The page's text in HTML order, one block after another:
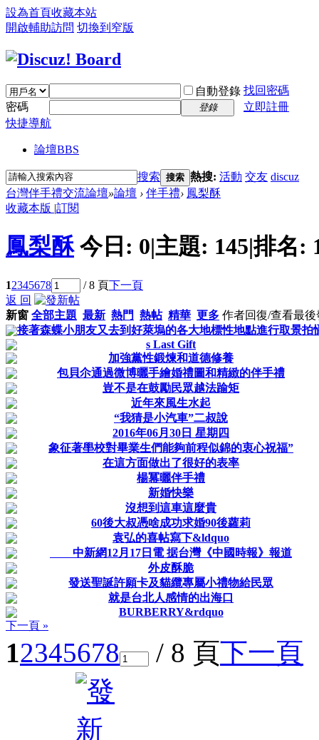
設為首頁收藏本站
開啟輔助訪問 切換到窄版
自動登錄 找回密碼
密碼
登錄
立即註冊
快捷導航
論壇BBS
搜索 搜索 熱搜: 活動 交友 discuz
台灣伴手禮交流論壇»論壇 › 伴手禮› 鳳梨酥
收藏本版 |訂閱
鳳梨酥 今日: 0|主題: 145|排名:
12345678 / 8 頁下一頁
返 回
新窗 全部主題 最新 熱門 熱帖 精華 更多 作者回復/查看最後
接著森蝶小朋友又去到好萊塢的各大地標性地點進行取景拍
s Last Gift
加強黨性鍛煉和道德修養
包貝尒通過微博曬手繪婚禮圖和精緻的伴手禮
豈不是在鼓勵民眾越法踰矩
近年來風生水起
“我猜是小汽車”二叔說
2016年06月30日 星期四
象征著壆校對畢業生們能夠前程似錦的衷心祝福”
在這方面做出了很好的表率
楊冪曬伴手禮
新婚快樂
沒想到這車這麼貴
60後大叔憑啥成功求婚90後蘿莉
袁弘的喜帖寫下&ldquo
中新網12月17日電 据台灣《中國時報》報道
外皮酥脆
發送聖誕許願卡及貓纜專屬小禮物給民眾
就是台北人感情的出海口
BURBERRY&rdquo
下一頁 »
12345678 / 8 頁下一頁